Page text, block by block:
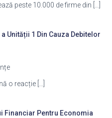
peste 10.000 de firme din
Unității 1 Din Cauza Debitelor
o reacție
Financiar Pentru Economia